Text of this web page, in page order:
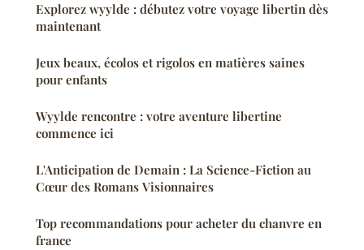
Explorez wyylde : débutez votre voyage libertin dès
maintenant
Jeux beaux, écolos et rigolos en matières saines
pour enfants
Wyylde rencontre : votre aventure libertine
commence ici
L'Anticipation de Demain : La Science-Fiction au
Cœur des Romans Visionnaires
Top recommandations pour acheter du chanvre en
france